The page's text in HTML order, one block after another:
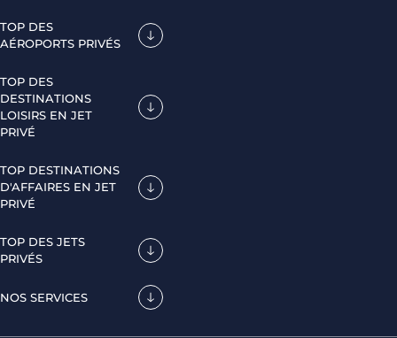
TOP DES
AÉROPORTS PRIVÉS
TOP DES
DESTINATIONS
LOISIRS EN JET
PRIVÉ
TOP DESTINATIONS
D'AFFAIRES EN JET
PRIVÉ
TOP DES JETS
PRIVÉS
NOS SERVICES